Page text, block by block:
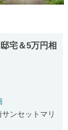
宅＆5万円相
ンセットマリ